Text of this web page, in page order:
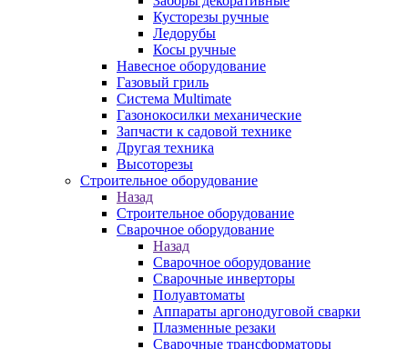
Кусторезы ручные
Ледорубы
Косы ручные
Навесное оборудование
Газовый гриль
Система Multimate
Газонокосилки механические
Запчасти к садовой технике
Другая техника
Высоторезы
Строительное оборудование
Назад
Строительное оборудование
Сварочное оборудование
Назад
Сварочное оборудование
Сварочные инверторы
Полуавтоматы
Аппараты аргонодуговой сварки
Плазменные резаки
Сварочные трансформаторы